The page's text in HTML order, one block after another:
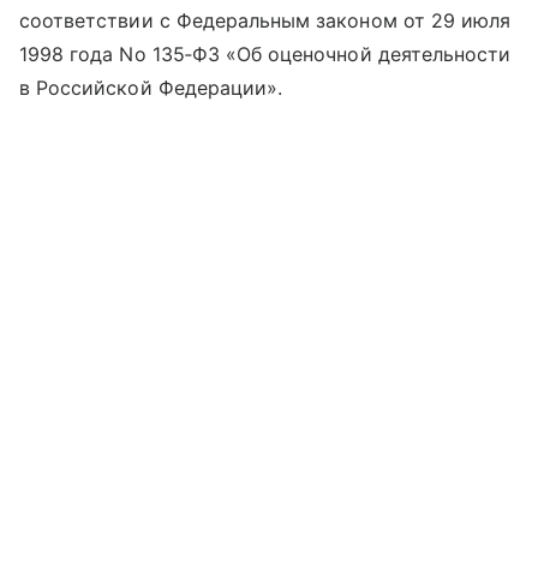
соответствии с Федеральным законом от 29 июля
1998 года No 135‐ФЗ «Об оценочной деятельности
в Российской Федерации».